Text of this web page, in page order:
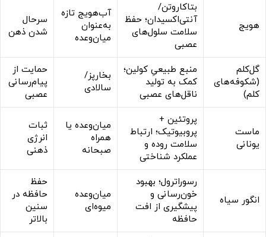
هویج
بتاکاروتن/
آنتی‌اکسیدان؛ حفظ
سلامت سلول‌های
عصبی
آب‌هویج تازه
به‌عنوان
میان‌وعده
سرحال
شدن ذهن
گل‌کلم
(شکوفه‌های
کلم)
منبع طبیعیِ کولین؛
کمک به تولید
ناقل‌های عصبی
بخارپز/
سالادی
حمایت از
پیام‌رسانی
عصبی
ماست
یونانی
پروتئین +
پروبیوتیک؛ ارتباط
سلامت روده و
عملکرد شناختی
میان‌وعده یا
همراه
صبحانه
ثبات
انرژی
ذهنی
انگور سیاه
رسوراترول؛ بهبود
خون‌رسانی و
پیشگیری از افت
حافظه
میان‌وعده
میوه‌ای
حفظ
حافظه در
سنین
بالاتر